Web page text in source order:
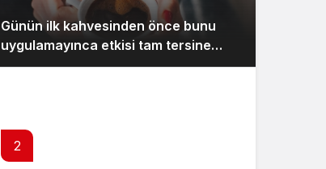
Günün ilk kahvesinden önce bunu
uygulamayınca etkisi tam tersine
dönüyor
2